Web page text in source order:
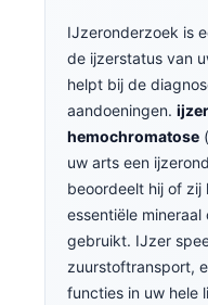
IJzeronderzoek is
de ijzerstatus van
helpt bij de
aandoeningen.
hemochromatose
uw arts een
beoordeelt hij of zij
essentiële
gebruikt. IJzer
zuurstoftransport,
functies in uw hele